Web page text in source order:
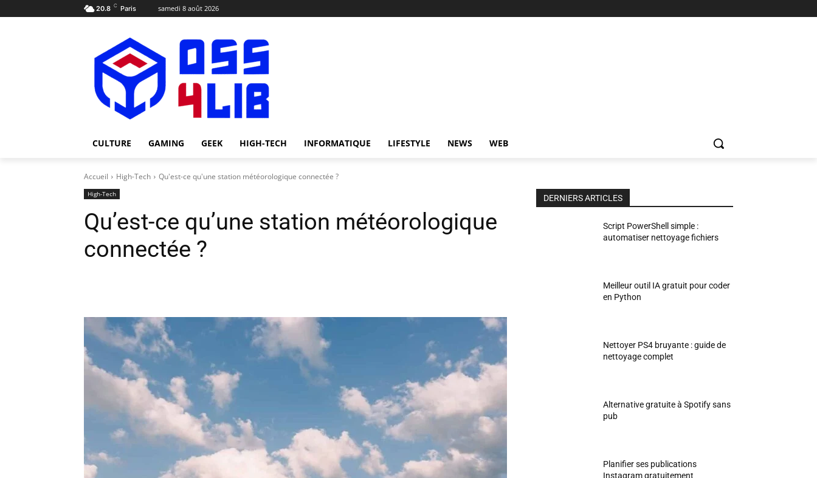
20.8 C Paris samedi 8 août 2026
CULTURE GAMING GEEK HIGH-TECH INFORMATIQUE LIFESTYLE NEWS WEB
Accueil High-Tech Qu'est-ce qu'une station météorologique connectée ?
High-Tech
Qu’est-ce qu’une station météorologique
connectée ?
DERNIERS ARTICLES
Script PowerShell simple :
automatiser nettoyage fichiers
Meilleur outil IA gratuit pour coder
en Python
Nettoyer PS4 bruyante : guide de
nettoyage complet
Alternative gratuite à Spotify sans
pub
Planifier ses publications
Instagram gratuitement